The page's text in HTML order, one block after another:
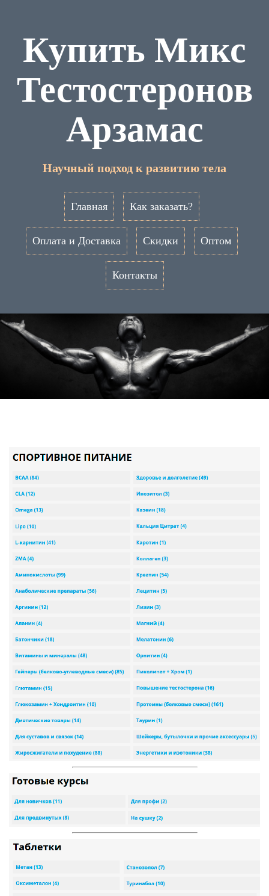
Купить Микс
Тестостеронов
Арзамас
Научный подход к развитию тела
Главная Как заказать?
Оплата и Доставка Скидки Оптом
Контакты